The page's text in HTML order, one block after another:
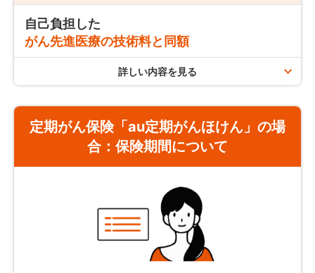
ます。
※投与すべき月が到来したのち、給付金をお支払いします。
注意事項／お支払いできない場合
付金のお支払いは
月に1回です。
治療の有無を問わず、がんと診断されて生存し
ているとき
治療の有無を問わず、がんと診断された翌年から、支払事由
該当日の年単位の応当日に被保険者が生存されていた場合に
注意事項／お支払いできない場合
自己負担した
がん先進医療の技術料と同額
支払限度
終身がん保険「auがんほけん」の場合
保険期間を通じて2,000万円まで
定期がん保険「au定期がんほけん」の場合
保険期間（更新契約の保険期間を含む）を通じて
詳しい内容を見る
定期がん保険「au定期がんほけん」の場
合：保険期間について